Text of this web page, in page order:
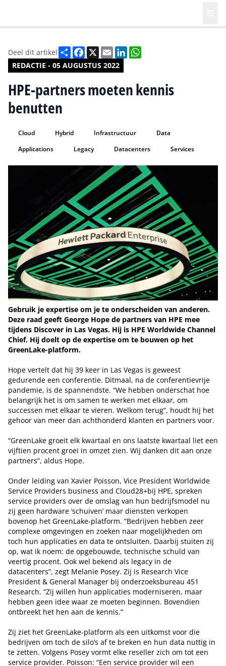
REDACTIE - 05 AUGUSTUS 2022
Deel dit artikel DeelFacebook
X EmailLinkedIn
HPE-partners moeten kennis
benutten
Cloud Hybrid Infrastructuur
Data
Applications
Legacy Datacenters Services
Gebruik je expertise om je te onderscheiden van anderen.
Deze raad geeft George Hope de partners van HPE mee
tijdens Discover in Las Vegas. Hij is HPE Worldwide Channel
Chief. Hij doelt op de expertise om te bouwen op het
GreenLake-platform.
Hope vertelt dat hij 39 keer in Las Vegas is geweest
gedurende een conferentie. Ditmaal, na de conferentievrije
pandemie, is de spannendste. “We hebben onderschat hoe
belangrijk het is om samen te werken met elkaar, om
successen met elkaar te vieren. Welkom terug”, houdt hij het
gehoor van meer dan achthonderd klanten en partners voor.
“GreenLake groeit elk kwartaal en ons laatste kwartaal liet een
vijftien procent groei in omzet zien. Wij danken dit aan onze
partners”, aldus Hope.
Onder leiding van Xavier Poisson, Vice President Worldwide
Service Providers business and Cloud28+bij HPE, spreken
service providers over de omslag van hun bedrijfsmodel nu
zij geen hardware ‘schuiven’ maar diensten verkopen
bovenop het GreenLake-platform. “Bedrijven hebben zeer
complexe omgevingen en zoeken naar mogelijkheden om
toch hun applicaties en data te ontsluiten. Daarbij stuiten zij
op, wat ik noem: de opgebouwde, technische schuld van
veertig procent. Ook wel bekend als legacy in de
datacenters”, zegt Melanie Posey. Zij is Research Vice
President & General Manager bij onderzoeksbureau 451
Research. “Zij willen hun applicaties moderniseren, maar
hebben geen idee waar ze moeten beginnen. Bovendien
ontbreekt het hen aan de kennis.”
Zij ziet het GreenLake-platform als een uitkomst voor die
bedrijven om toch de silo’s af te breken en hun data nuttig in
te zetten. Volgens Posey vormt elke reseller zich om tot een
service provider. Poisson: “Een service provider wil een